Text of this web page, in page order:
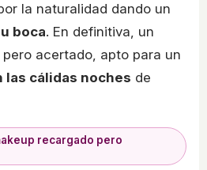
la naturalidad dando un
boca. En definitiva, un
acertado, apto para un
las cálidas noches de
recargado pero